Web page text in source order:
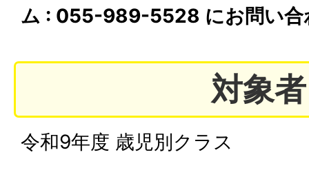
ム : 055-989-5528 にお問い合
対象者
令和9年度 歳児別クラス